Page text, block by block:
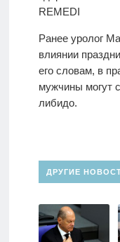
REMEDI
Ранее уролог
влиянии
его словам, в
мужчины могут
либидо.
ДРУГИЕ